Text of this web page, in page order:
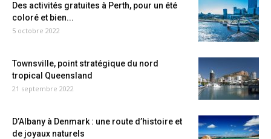
Des activités gratuites à Perth, pour un été
coloré et bien...
5 octobre 2022
Townsville, point stratégique du nord
tropical Queensland
21 septembre 2022
D’Albany à Denmark : une route d’histoire et
de joyaux naturels